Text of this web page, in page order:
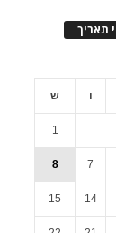
תאריך
ו ש
1
7
8
14
15